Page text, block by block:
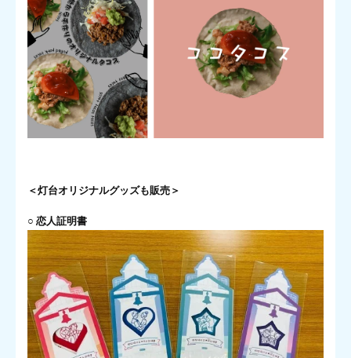
＜灯台オリジナルグッズも販売＞
○ 恋人証明書